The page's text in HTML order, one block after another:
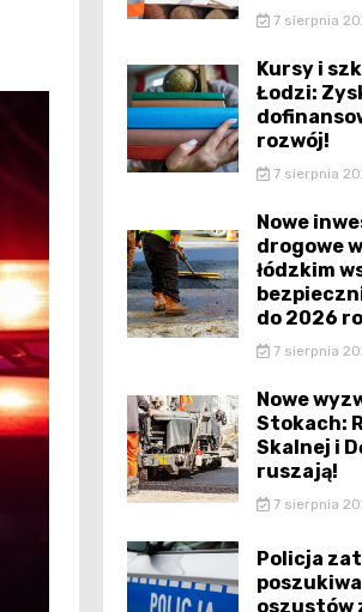
7 sierpnia
Kursy i
Łodzi:
rozwój!
7 sierpnia
Nowe
drogowe
łódzkim
do 2026
7 sierpnia
Nowe
Stokach:
Skalnej i
ruszają!
7 sierpnia
Policja
oszustów